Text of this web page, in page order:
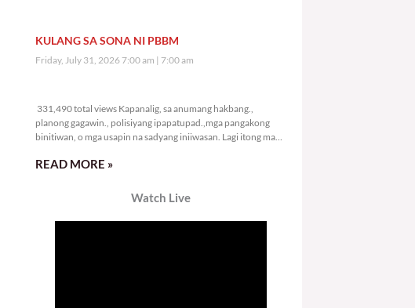
KULANG SA SONA NI PBBM
Friday, July 31, 2026 7:00 am 7:00 am
331,490 total views Kapanalig, sa anumang hakbang.,
planong gagawin., polisiyang ipapatupad.,mga pangakong
binitiwan, o mga usapin na sadyang iniiwasan. Lagi itong may
READ MORE »
Watch Live